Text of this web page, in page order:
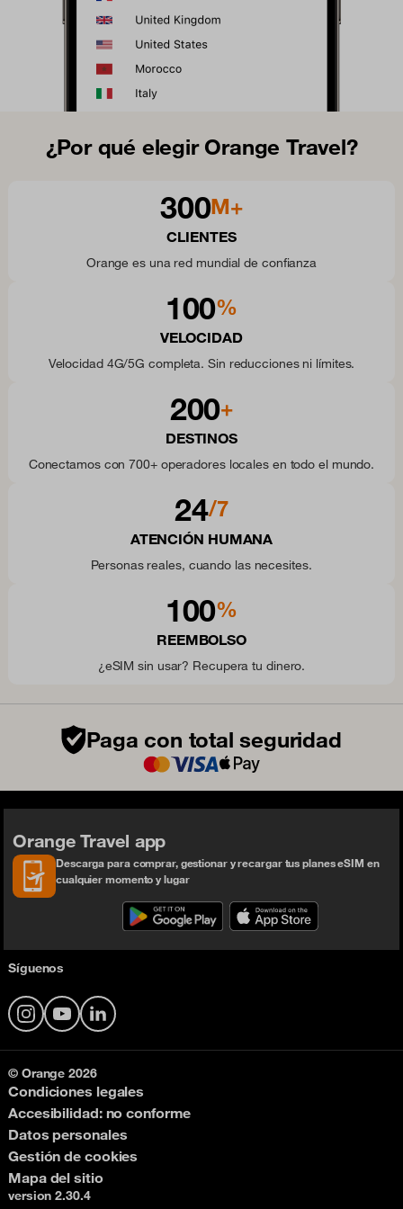
¿Por qué elegir Orange Travel?
300M+
CLIENTES
Orange es una red mundial de confianza
100%
VELOCIDAD
Velocidad 4G/5G completa. Sin reducciones ni límites.
200+
DESTINOS
Conectamos con 700+ operadores locales en todo el mundo.
24/7
ATENCIÓN HUMANA
Personas reales, cuando las necesites.
100%
REEMBOLSO
¿eSIM sin usar? Recupera tu dinero.
Paga con total seguridad
Orange Travel app
Descarga para comprar, gestionar y recargar tus planes eSIM en
cualquier momento y lugar
Síguenos
InstagramYouTubeLinkedIn
© Orange 2026
Condiciones legales
Accesibilidad: no conforme
Datos personales
Gestión de cookies
Mapa del sitio
version 2.30.4